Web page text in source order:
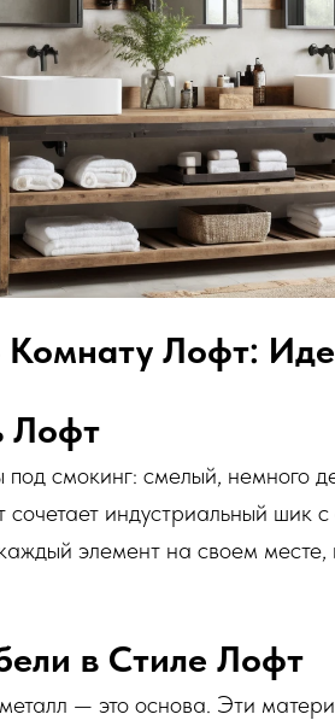
Лофт:
Лофт
смокинг: смелый, немного
сочетает индустриальный
элемент на своем месте,
в Стиле Лофт
— это основа. Эти